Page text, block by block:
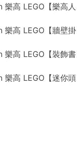
高 LEGO【樂高人
高 LEGO【牆壁掛
高 LEGO【裝飾書
高 LEGO【迷你頭